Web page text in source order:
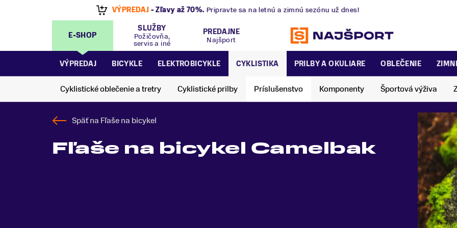
VÝPREDAJ- Zľavy až 70%.Pripravte sa na letnú a zimnú sezónu už dnes!
E-SHOP
SLUŽBY
Požičovňa,
servis a iné
PREDAJNE
Najšport
VÝPREDAJ BICYKLE ELEKTROBICYKLE CYKLISTIKA PRILBY A OKULIARE OBLEČENIE
Cyklistické oblečenie a tretry Cyklistické prilby Príslušenstvo Komponenty Športová výživa
Späť na Fľaše na bicykel
Fľaše na bicykel Camelbak